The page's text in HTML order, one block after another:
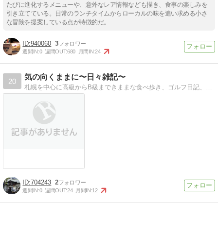
たびに進化するメニューや、意外なレア情報なども描き、食事の楽しみを
引き立てている。日常のランチタイムからローカルの味を追い求める小さ
な冒険を提案している点が特徴的だ。
940060 3
週間IN:0 週間OUT:680 月間IN:24
20
気の向くままに〜日々雑記〜
704243 2
週間IN:0 週間OUT:24 月間IN:12